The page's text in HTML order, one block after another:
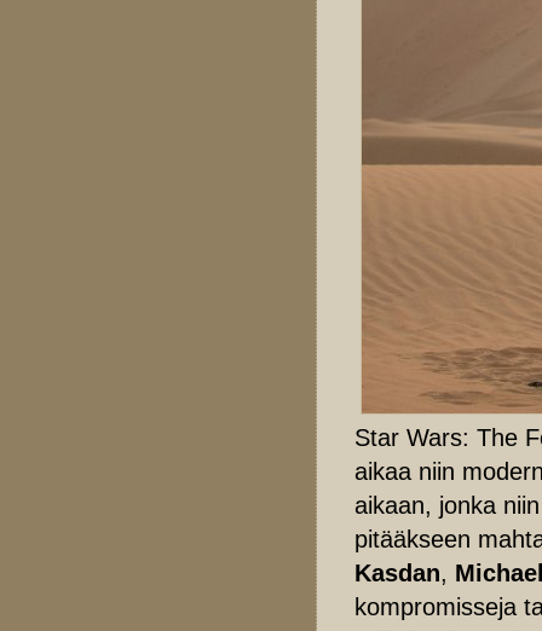
Star Wars: The
aikaa niin
aikaan, jonka
pitääkseen
Kasdan,
kompromisseja